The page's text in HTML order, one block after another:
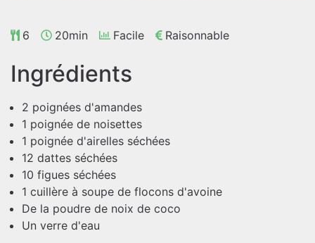
6 20min Facile Raisonnable
Ingrédients
2 poignées d'amandes
1 poignée de noisettes
1 poignée d'airelles séchées
12 dattes séchées
10 figues séchées
1 cuillère à soupe de flocons d'avoine
De la poudre de noix de coco
Un verre d'eau